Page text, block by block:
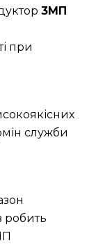
3МП
при
служби
робить